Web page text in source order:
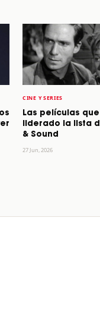
CINE Y SERIES
Las películas
liderado la lista
& Sound
27 Jun, 2026